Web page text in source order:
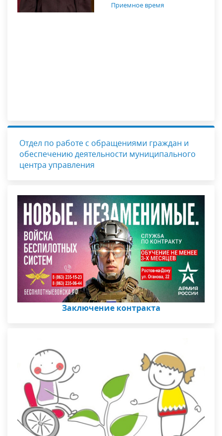
Приемное время
Отдел по работе с обращениями граждан и
обеспечению деятельности муниципального
центра управления
Заключение контракта